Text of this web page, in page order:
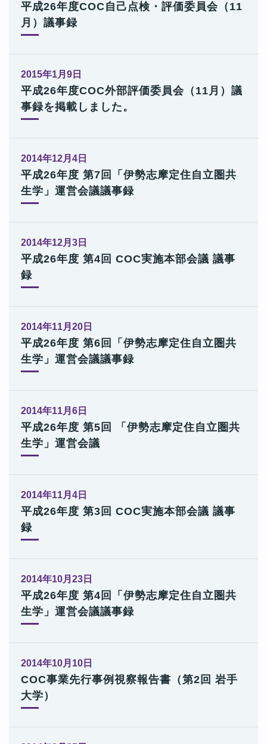
平成26年度COC自己点検・評価委員会（11
月）議事録
2015年1月9日
平成26年度COC外部評価委員会（11月）議
事録を掲載しました。
2014年12月4日
平成26年度 第7回「伊勢志摩定住自立圏共
生学」運営会議議事録
2014年12月3日
平成26年度 第4回 COC実施本部会議 議事
録
2014年11月20日
平成26年度 第6回「伊勢志摩定住自立圏共
生学」運営会議議事録
2014年11月6日
平成26年度 第5回 「伊勢志摩定住自立圏共
生学」運営会議
2014年11月4日
平成26年度 第3回 COC実施本部会議 議事
録
2014年10月23日
平成26年度 第4回「伊勢志摩定住自立圏共
生学」運営会議議事録
2014年10月10日
COC事業先行事例視察報告書（第2回 岩手
大学）